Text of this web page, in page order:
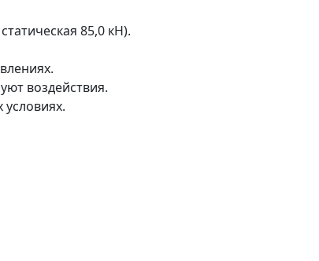
85,0 кН).
воздействия.